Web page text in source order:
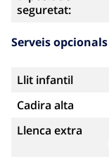
seguretat:
Serveis opcionals
Llit infantil
Cadira alta
Llenca extra